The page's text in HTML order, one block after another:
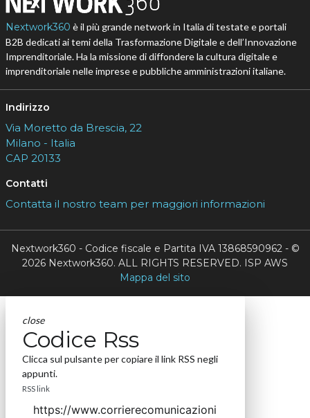
Nextwork360 è il più grande network in Italia di testate e portali
B2B dedicati ai temi della Trasformazione Digitale e dell’Innovazione
Imprenditoriale. Ha la missione di diffondere la cultura digitale e
imprenditoriale nelle imprese e pubbliche amministrazioni italiane.
Indirizzo
Via Moretto da Brescia, 22
Milano - Italia
CAP 20133
Contatti
Contatta il nostro team per maggiori informazioni
Nextwork360 - Codice fiscale e Partita IVA 13868590962 - ©
2026 Nextwork360. ALL RIGHTS RESERVED. ISP AWS
Mappa del sito
close
Codice Rss
Clicca sul pulsante per copiare il link RSS negli
appunti.
RSS link